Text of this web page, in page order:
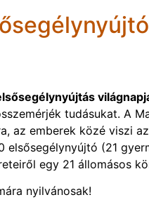
tudásukat. A
az emberek közé viszi
elsősegélynyújtó (21
egy 21 állomásos
nyilvánosak!